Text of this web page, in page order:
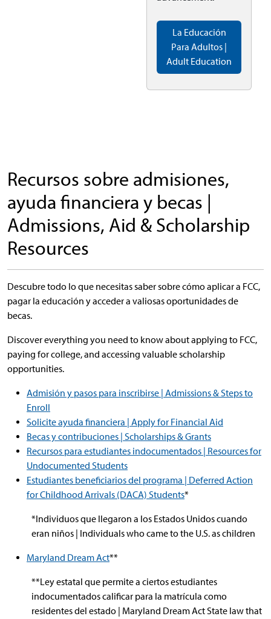
La Educación
Para Adultos |
Adult Education
Recursos sobre admisiones,
ayuda financiera y becas |
Admissions, Aid & Scholarship
Resources
Descubre todo lo que necesitas saber sobre cómo aplicar a FCC,
pagar la educación y acceder a valiosas oportunidades de
becas.
Discover everything you need to know about applying to FCC,
paying for college, and accessing valuable scholarship
opportunities.
Admisión y pasos para inscribirse | Admissions & Steps to
Enroll
Solicite ayuda financiera | Apply for Financial Aid
Becas y contribuciones | Scholarships & Grants
Recursos para estudiantes indocumentados | Resources for
Undocumented Students
Estudiantes beneficiarios del programa | Deferred Action
for Childhood Arrivals (DACA) Students*
*Individuos que llegaron a los Estados Unidos cuando
eran niños | Individuals who came to the U.S. as children
Maryland Dream Act**
**Ley estatal que permite a ciertos estudiantes
indocumentados calificar para la matrícula como
residentes del estado | Maryland Dream Act State law that